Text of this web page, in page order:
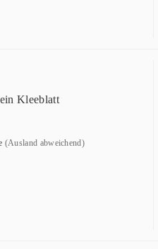
Kleeblatt
(Ausland abweichend)